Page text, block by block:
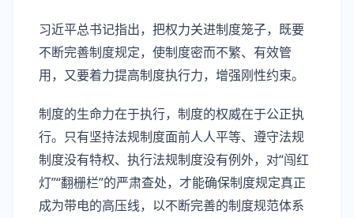
习近平总书记指出，把权力关进制度笼子，既要
不断完善制度规定，使制度密而不繁、有效管
用，又要着力提高制度执行力，增强刚性约束。
制度的生命力在于执行，制度的权威在于公正执
行。只有坚持法规制度面前人人平等、遵守法规
制度没有特权、执行法规制度没有例外，对“闯红
灯”“翻栅栏”的严肃查处，才能确保制度规定真正
成为带电的高压线，以不断完善的制度规范体系